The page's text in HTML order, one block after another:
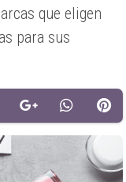
que eligen
para sus